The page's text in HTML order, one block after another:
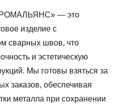
— это
изделие с
сварных швов, что
и эстетическую
Мы готовы взяться за
заказов, обеспечивая
металла при сохранении